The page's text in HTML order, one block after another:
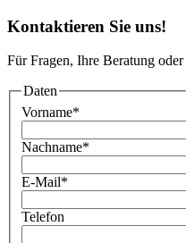
Kontaktieren Sie uns!
Für Fragen, Ihre Beratung
Daten
Vorname*
Nachname*
E-Mail*
Telefon